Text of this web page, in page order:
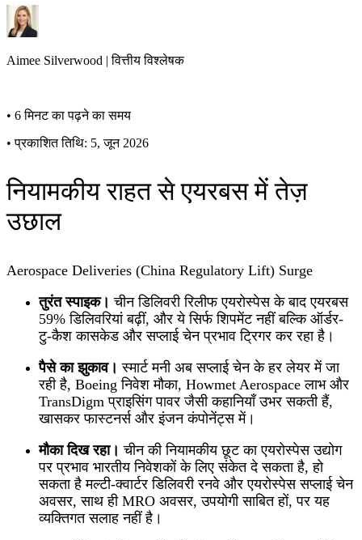
Aimee Silverwood |वित्तीय विश्लेषक
• 6 मिनट का पढ़ने का समय
• प्रकाशित तिथि: 5, जून 2026
नियामकीय राहत से एयरबस में तेज़
उछाल
Aerospace Deliveries (China Regulatory Lift) Surge
तुरंत स्पाइक। चीन डिलिवरी रिलीफ एयरोस्पेस के बाद एयरबस
59% डिलिवरियां बढ़ीं, और ये सिर्फ शिपमेंट नहीं बल्कि ऑर्डर-
टु-कैश कासकेड और सप्लाई चेन प्रभाव ट्रिगर कर रहा है।
पैसे का झुकाव। स्मार्ट मनी अब सप्लाई चेन के हर लेयर में जा
रही है, Boeing निवेश मौका, Howmet Aerospace लाभ और
TransDigm प्राइसिंग पावर जैसी कहानियाँ उभर सकती हैं,
खासकर फास्टनर्स और इंजन कंपोनेंट्स में।
मौका दिख रहा। चीन की नियामकीय छूट का एयरोस्पेस उद्योग
पर प्रभाव भारतीय निवेशकों के लिए संकेत दे सकता है, हो
सकता है मल्टी-क्वार्टर डिलिवरी रनवे और एयरोस्पेस सप्लाई चेन
अवसर, साथ ही MRO अवसर, उपयोगी साबित हों, पर यह
व्यक्तिगत सलाह नहीं है।